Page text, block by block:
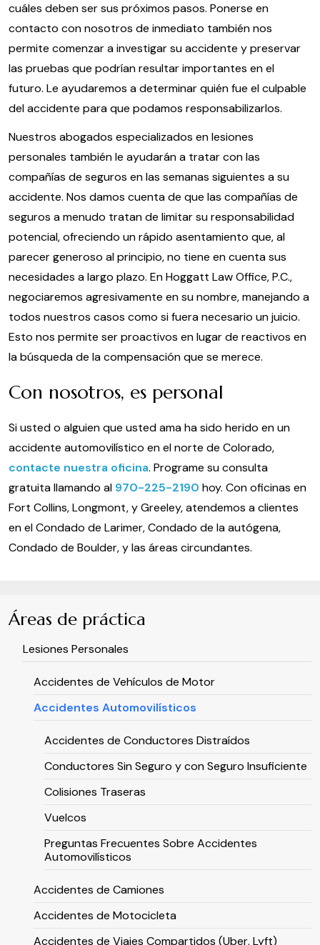
cuáles deben ser sus próximos pasos. Ponerse en
contacto con nosotros de inmediato también nos
permite comenzar a investigar su accidente y preservar
las pruebas que podrían resultar importantes en el
futuro. Le ayudaremos a determinar quién fue el culpable
del accidente para que podamos responsabilizarlos.
Nuestros abogados especializados en lesiones
personales también le ayudarán a tratar con las
compañías de seguros en las semanas siguientes a su
accidente. Nos damos cuenta de que las compañías de
seguros a menudo tratan de limitar su responsabilidad
potencial, ofreciendo un rápido asentamiento que, al
parecer generoso al principio, no tiene en cuenta sus
necesidades a largo plazo. En Hoggatt Law Office, P.C.,
negociaremos agresivamente en su nombre, manejando a
todos nuestros casos como si fuera necesario un juicio.
Esto nos permite ser proactivos en lugar de reactivos en
la búsqueda de la compensación que se merece.
Con nosotros, es personal
Si usted o alguien que usted ama ha sido herido en un
accidente automovilístico en el norte de Colorado,
contacte nuestra oficina. Programe su consulta
gratuita llamando al 970-225-2190 hoy. Con oficinas en
Fort Collins, Longmont, y Greeley, atendemos a clientes
en el Condado de Larimer, Condado de la autógena,
Condado de Boulder, y las áreas circundantes.
Áreas de práctica
Lesiones Personales
Accidentes de Vehículos de Motor
Accidentes Automovilísticos
Accidentes de Conductores Distraídos
Conductores Sin Seguro y con Seguro Insuficiente
Colisiones Traseras
Vuelcos
Preguntas Frecuentes Sobre Accidentes
Automovilísticos
Accidentes de Camiones
Accidentes de Motocicleta
Accidentes de Viajes Compartidos (Uber, Lyft)